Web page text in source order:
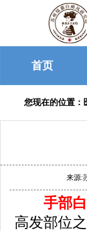
首页
您现在的位置：
来源:
手部白
高发部位